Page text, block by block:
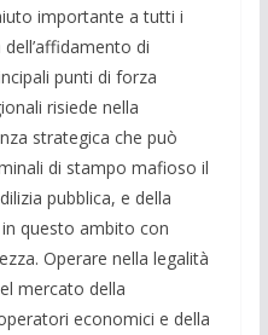
importante a tutti i
di
punti di forza
risiede nella
strategica che può
di stampo mafioso il
pubblica, e della
questo ambito con
Operare nella legalità
mercato della
economici e della